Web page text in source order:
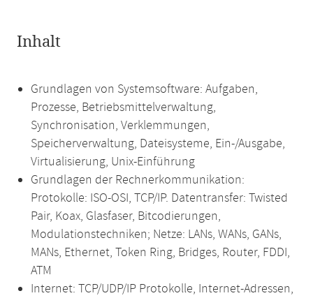
Inhalt
Grundlagen von Systemsoftware: Aufgaben,
Prozesse, Betriebsmittelverwaltung,
Synchronisation, Verklemmungen,
Speicherverwaltung, Dateisysteme, Ein-/Ausgabe,
Virtualisierung, Unix-Einführung
Grundlagen der Rechnerkommunikation:
Protokolle: ISO-OSI, TCP/IP. Datentransfer: Twisted
Pair, Koax, Glasfaser, Bitcodierungen,
Modulationstechniken; Netze: LANs, WANs, GANs,
MANs, Ethernet, Token Ring, Bridges, Router, FDDI,
ATM
Internet: TCP/UDP/IP Protokolle, Internet-Adressen,